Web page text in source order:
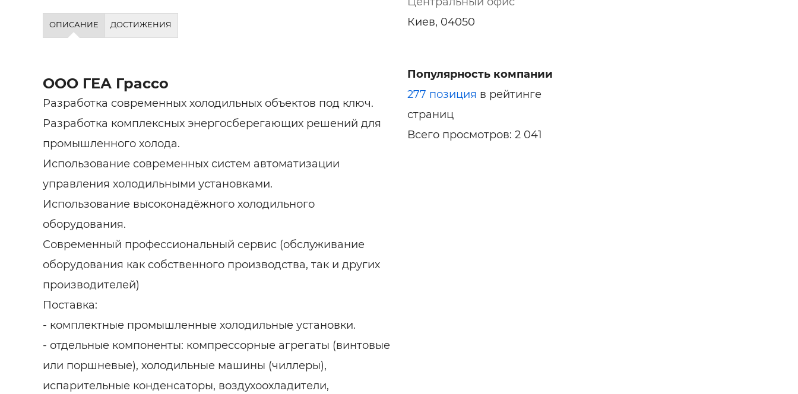
ОПИСАНИЕ ДОСТИЖЕНИЯ
ООО ГЕА Грассо
Разработка современных холодильных объектов под ключ.
Разработка комплексных энергосберегающих решений для
промышленного холода.
Использование современных систем автоматизации
управления холодильными установками.
Использование высоконадёжного холодильного
оборудования.
Современный профессиональный сервис (обслуживание
оборудования как собственного производства, так и других
производителей)
Поставка:
- комплектные промышленные холодильные установки.
- отдельные компоненты: компрессорные агрегаты (винтовые
или поршневые), холодильные машины (чиллеры),
испарительные конденсаторы, воздухоохладители,
Киев, 04050
Популярность компании
277 позиция в рейтинге
страниц
Всего просмотров: 2 041